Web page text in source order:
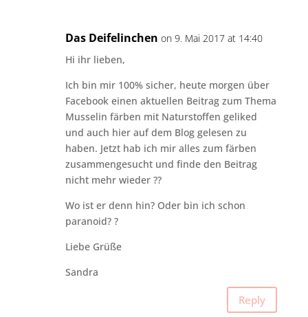
Das Deifelinchen on 9. Mai 2017 at 14:40
Hi ihr lieben,
Ich bin mir 100% sicher, heute morgen über
Facebook einen aktuellen Beitrag zum Thema
Musselin färben mit Naturstoffen geliked
und auch hier auf dem Blog gelesen zu
haben. Jetzt hab ich mir alles zum färben
zusammengesucht und finde den Beitrag
nicht mehr wieder ??
Wo ist er denn hin? Oder bin ich schon
paranoid? ?
Liebe Grüße
Sandra
Reply